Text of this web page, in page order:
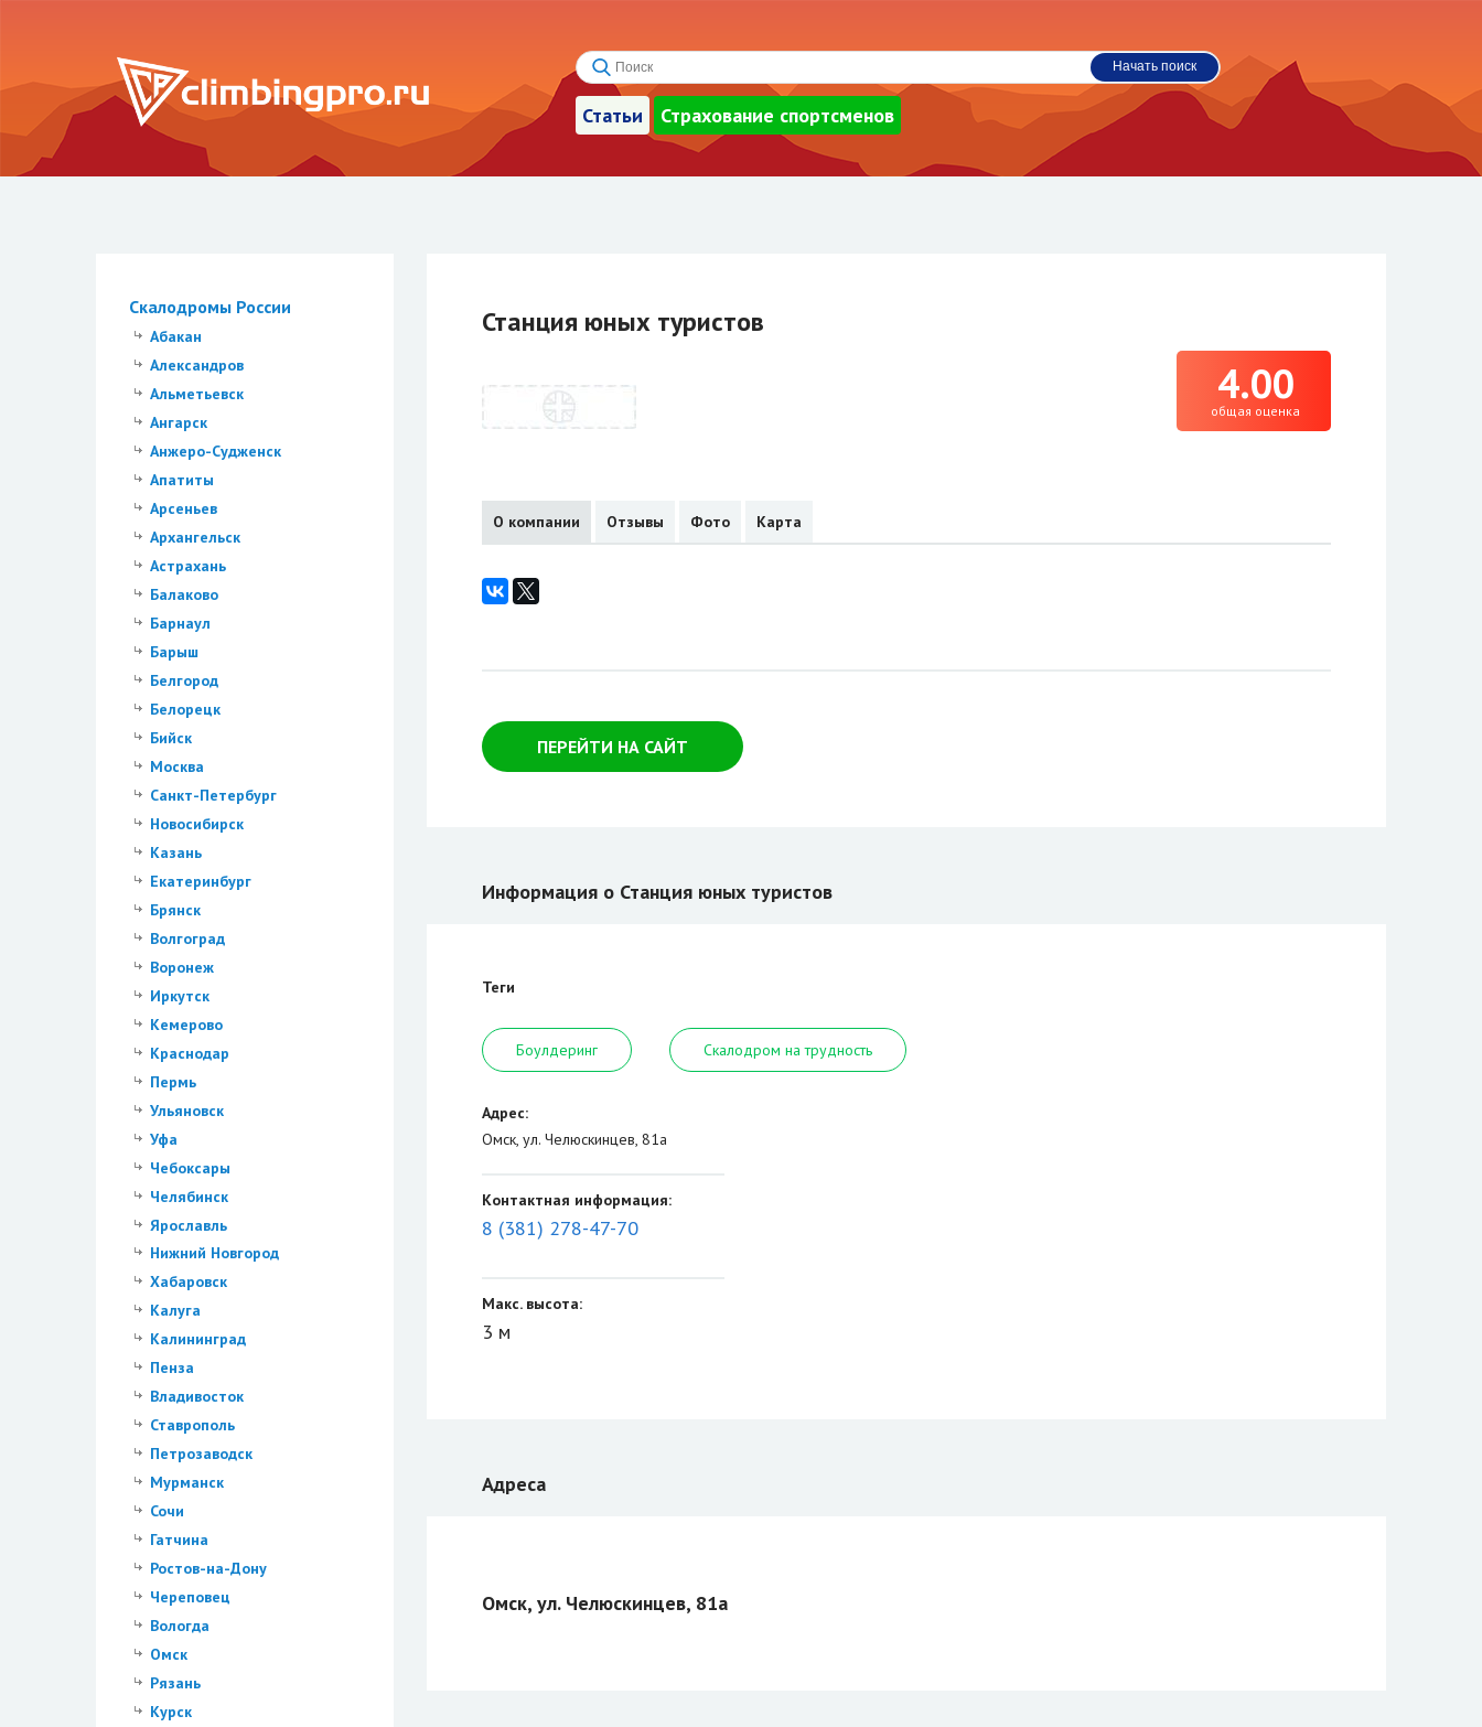
Статьи Страхование спортсменов
Скалодромы России
Абакан
Александров
Альметьевск
Ангарск
Анжеро-Судженск
Апатиты
Арсеньев
Архангельск
Астрахань
Балаково
Барнаул
Барыш
Белгород
Белорецк
Бийск
Москва
Санкт-Петербург
Новосибирск
Казань
Екатеринбург
Брянск
Волгоград
Воронеж
Иркутск
Кемерово
Краснодар
Пермь
Ульяновск
Уфа
Чебоксары
Челябинск
Ярославль
Нижний Новгород
Хабаровск
Калуга
Калининград
Пенза
Владивосток
Ставрополь
Петрозаводск
Мурманск
Сочи
Гатчина
Ростов-на-Дону
Череповец
Вологда
Омск
Рязань
Курск
Станция юных туристов
4.00
общая оценка
О компании Отзывы Фото Карта
ПЕРЕЙТИ НА САЙТ
Информация о Станция юных туристов
Теги
Боулдеринг Скалодром на трудность
Адрес:
Омск, ул. Челюскинцев, 81а
Контактная информация:
8 (381) 278-47-70
Макс. высота:
3 м
Адреса
Омск, ул. Челюскинцев, 81а